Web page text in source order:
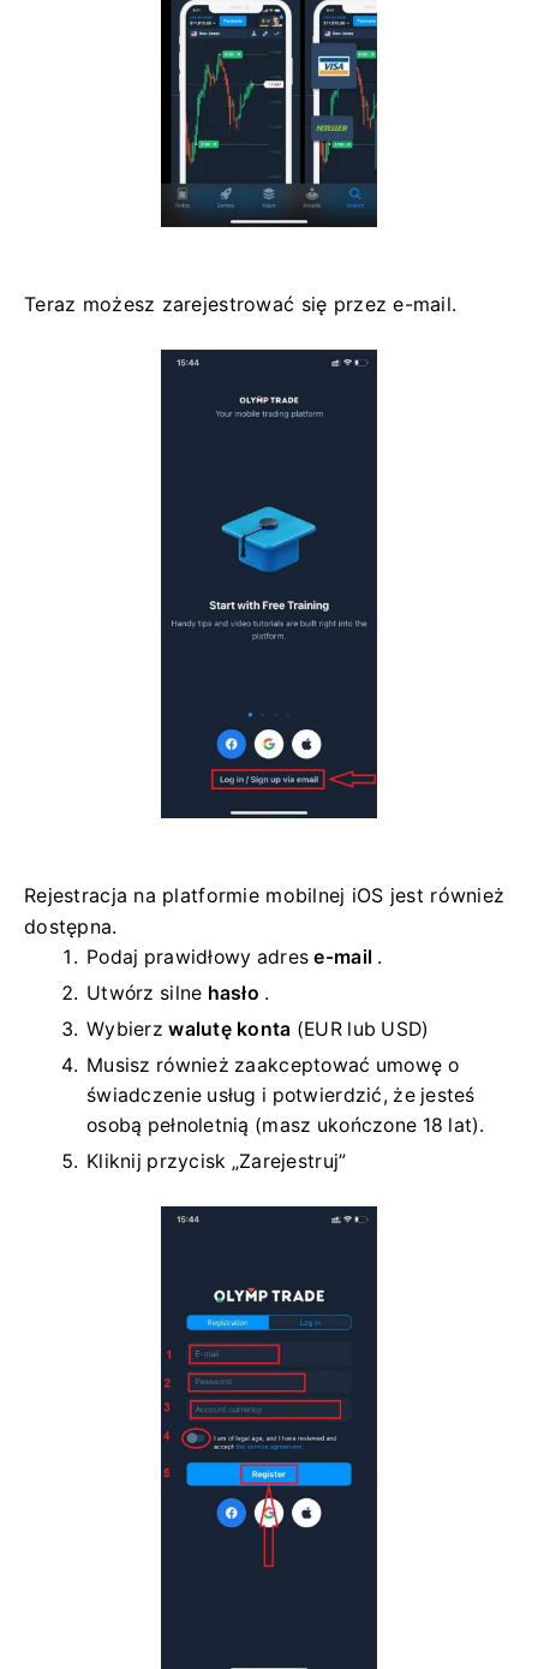
Teraz możesz zarejestrować się przez e-mail.
Rejestracja na platformie mobilnej iOS jest również
dostępna.
Podaj prawidłowy adrese-mail .
Utwórz silne hasło .
Wybierzwalutę konta (EUR lub USD)
Musisz również zaakceptować umowę o
świadczenie usług i potwierdzić, że jesteś
osobą pełnoletnią (masz ukończone 18 lat).
Kliknij przycisk „Zarejestruj”